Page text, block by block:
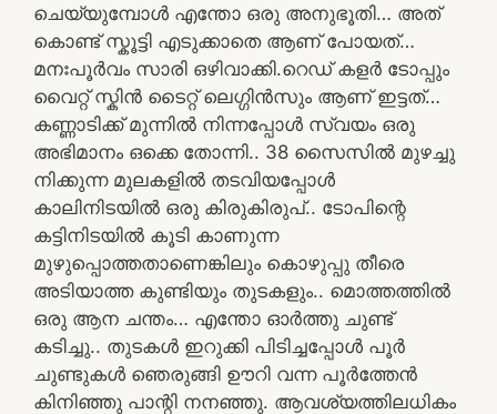
ചെയ്യുമ്പോൾ എന്തോ ഒരു അനുഭൂതി… അത്
കൊണ്ട് സ്കൂട്ടി എടുക്കാതെ ആണ് പോയത്…
മനഃപൂർവം സാരി ഒഴിവാക്കി.റെഡ് കളർ ടോപ്പും
വൈറ്റ് സ്കിൻ ടൈറ്റ് ലെഗ്ഗിൻസും ആണ് ഇട്ടത്…
കണ്ണാടിക്ക് മുന്നിൽ നിന്നപ്പോൾ സ്വയം ഒരു
അഭിമാനം ഒക്കെ തോന്നി.. 38 സൈസിൽ മുഴച്ചു
നിക്കുന്ന മുലകളിൽ തടവിയപ്പോൾ
കാലിനിടയിൽ ഒരു കിരുകിരുപ്.. ടോപിന്റെ
കട്ടിനിടയിൽ കൂടി കാണുന്ന
മുഴുപ്പൊത്തതാണെങ്കിലും കൊഴുപ്പു തീരെ
അടിയാത്ത കുണ്ടിയും തുടകളും.. മൊത്തത്തിൽ
ഒരു ആന ചന്തം… എന്തോ ഓർത്തു ചുണ്ട്
കടിച്ചു.. തുടകൾ ഇറുക്കി പിടിച്ചപ്പോൾ പൂർ
ചുണ്ടുകൾ ഞെരുങ്ങി ഊറി വന്ന പൂർത്തേൻ
കിനിഞ്ഞു പാന്റി നനഞ്ഞു. ആവശ്യത്തിലധികം